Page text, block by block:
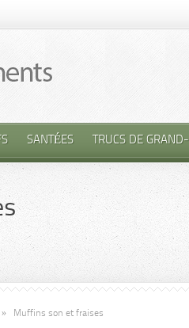
SANTÉES TRUCS DE
» Muffins son et fraises